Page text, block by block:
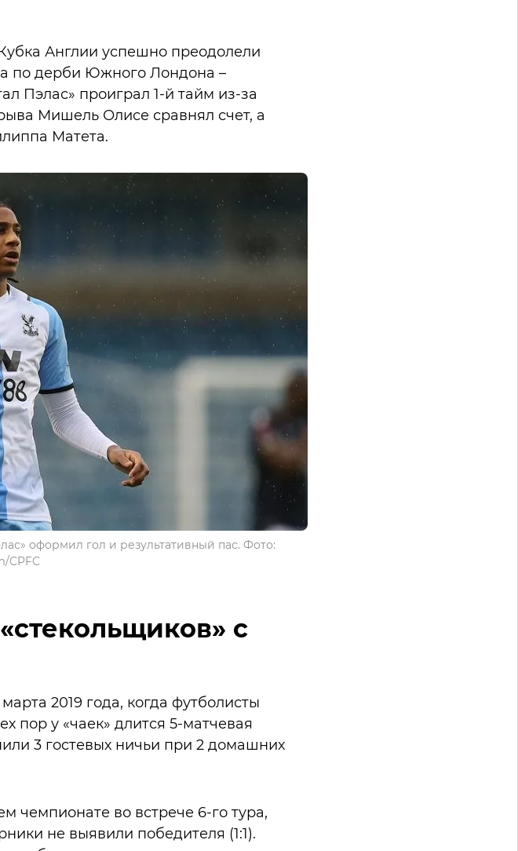
Англии успешно преодолели
по дерби Южного Лондона –
Пэлас» проиграл 1-й тайм из-за
Мишель Олисе сравнял счет, а
Матета.
оформил гол и результативный пас. Фото:
CPFC
с
2019 года, когда футболисты
пор у «чаек» длится 5-матчевая
3 гостевых ничьи при 2 домашних
во встрече 6-го тура,
не выявили победителя (1:1).